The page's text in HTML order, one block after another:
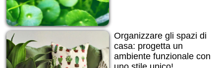
Organizzare gli spazi di
casa: progetta un
ambiente funzionale con